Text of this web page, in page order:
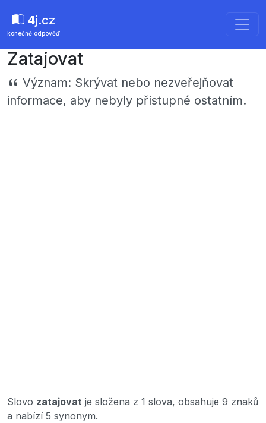
4j.cz
konečně odpověď
Zatajovat
Význam: Skrývat nebo nezveřejňovat
informace, aby nebyly přístupné ostatním.
Slovo zatajovat je složena z 1 slova, obsahuje 9 znaků
a nabízí 5 synonym.